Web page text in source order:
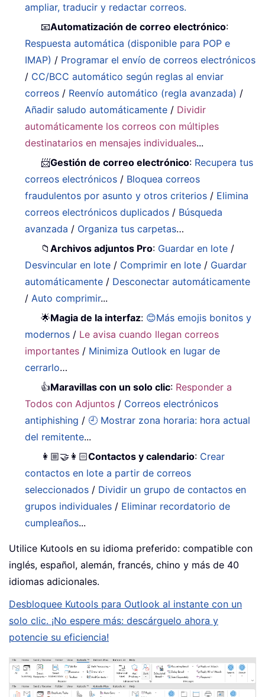
ampliar, traducir y redactar correos.
📧Automatización de correo electrónico:
Respuesta automática (disponible para POP e
IMAP) / Programar el envío de correos electrónicos
/ CC/BCC automático según reglas al enviar
correos / Reenvío automático (regla avanzada) /
Añadir saludo automáticamente / Dividir
automáticamente los correos con múltiples
destinatarios en mensajes individuales...
📨Gestión de correo electrónico: Recupera tus
correos electrónicos / Bloquea correos
fraudulentos por asunto y otros criterios / Elimina
correos electrónicos duplicados / Búsqueda
avanzada / Organiza tus carpetas…
📁Archivos adjuntos Pro: Guardar en lote /
Desvincular en lote / Comprimir en lote / Guardar
automáticamente / Desconectar automáticamente
/ Auto comprimir...
🌟Magia de la interfaz: 😊Más emojis bonitos y
modernos / Le avisa cuando llegan correos
importantes / Minimiza Outlook en lugar de
cerrarlo…
👍Maravillas con un solo clic: Responder a
Todos con Adjuntos / Correos electrónicos
antiphishing / 🕘 Mostrar zona horaria: hora actual
del remitente...
👩🏼‍🤝‍👩🏻Contactos y calendario: Crear
contactos en lote a partir de correos
seleccionados / Dividir un grupo de contactos en
grupos individuales / Eliminar recordatorio de
cumpleaños...
Utilice Kutools en su idioma preferido: compatible con
inglés, español, alemán, francés, chino y más de 40
idiomas adicionales.
Desbloquee Kutools para Outlook al instante con un
solo clic. ¡No espere más: descárguelo ahora y
potencie su eficiencia!